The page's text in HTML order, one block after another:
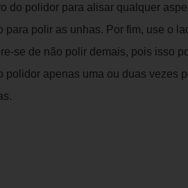
do polidor para alisar qualquer
para polir as unhas. Por fim, use o
se de não polir demais, pois isso
polidor apenas uma ou duas vezes